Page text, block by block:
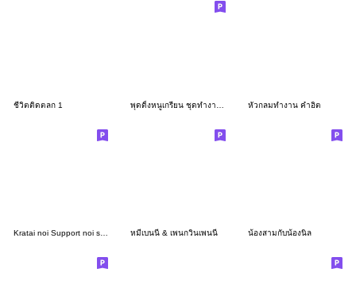
ชีวิตติดตลก 1 หัวกลมทำงาน คำอิต
หมีเบนนี่ & เพนกวินเพนนี่ น้องสามกับน้องนิล